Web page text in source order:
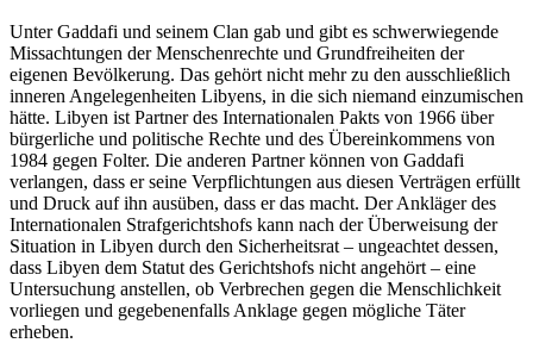
Unter Gaddafi und seinem Clan gab und gibt es schwerwiegende
Missachtungen der Menschenrechte und Grundfreiheiten der
eigenen Bevölkerung. Das gehört nicht mehr zu den ausschließlich
inneren Angelegenheiten Libyens, in die sich niemand einzumischen
hätte. Libyen ist Partner des Internationalen Pakts von 1966 über
bürgerliche und politische Rechte und des Übereinkommens von
1984 gegen Folter. Die anderen Partner können von Gaddafi
verlangen, dass er seine Verpflichtungen aus diesen Verträgen erfüllt
und Druck auf ihn ausüben, dass er das macht. Der Ankläger des
Internationalen Strafgerichtshofs kann nach der Überweisung der
Situation in Libyen durch den Sicherheitsrat – ungeachtet dessen,
dass Libyen dem Statut des Gerichtshofs nicht angehört – eine
Untersuchung anstellen, ob Verbrechen gegen die Menschlichkeit
vorliegen und gegebenenfalls Anklage gegen mögliche Täter
erheben.